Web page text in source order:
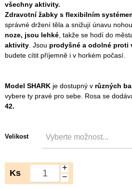
všechny aktivity.
Zdravotní žabky s flexibilním
správné držení těla a snižují únavu nohou.
noze, jsou lehké , takže se hodí do
aktivity . Jsou prodyšné a odolné proti
budete cítit příjemně i v horkém počasí.
Model SHARK je dostupný v různých
vybere ty pravé pro sebe. Rosa se
42.
Velikost
Ks
+
−